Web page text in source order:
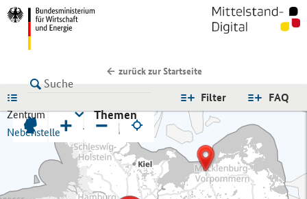
zurück zur Startseite
FAQ
Filter
Zentrum
Nebenstelle
Themen
+ −